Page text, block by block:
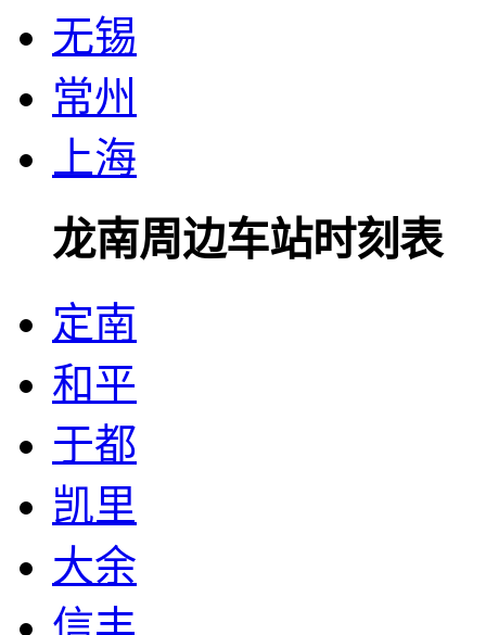
无锡
常州
上海
龙南周边车站时刻表
定南
和平
于都
凯里
大余